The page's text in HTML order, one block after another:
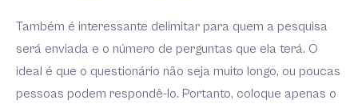
Também é interessante delimitar para quem a pesquisa
será enviada e o número de perguntas que ela terá. O
ideal é que o questionário não seja muito longo, ou poucas
pessoas podem respondê-lo. Portanto, coloque apenas o